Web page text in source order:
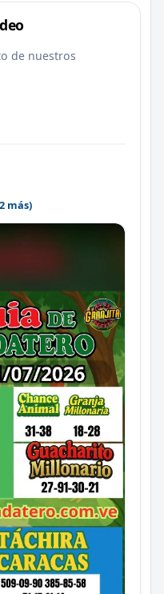
de nuestros
más)